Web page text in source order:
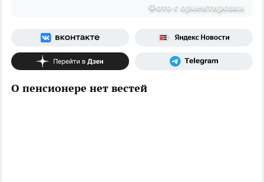
Фото с ориентировки
О пенсионере нет вестей